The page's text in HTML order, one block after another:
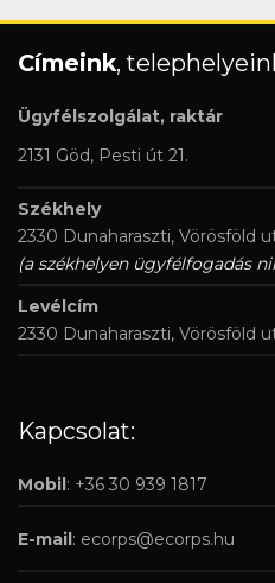
Címeink,
Ügyfélszolgálat, raktár
2131 Göd, Pesti út 21.
Székhely
2330 Dunaharaszti, Vörösföld
(a székhelyen ügyfélfogadás
Levélcím
2330 Dunaharaszti, Vörösföld
Kapcsolat:
Mobil : +36 30 939 1817
E-mail : ecorps@ecorps.hu